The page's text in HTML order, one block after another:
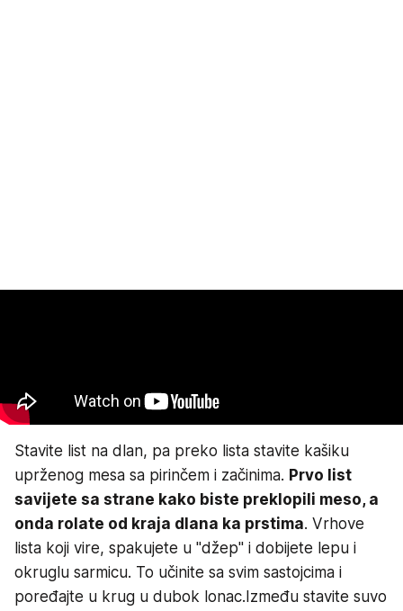
Stavite list na dlan, pa preko lista stavite kašiku
uprženog mesa sa pirinčem i začinima. Prvo list
savijete sa strane kako biste preklopili meso, a
onda rolate od kraja dlana ka prstima. Vrhove
lista koji vire, spakujete u "džep" i dobijete lepu i
okruglu sarmicu. To učinite sa svim sastojcima i
poređajte u krug u dubok lonac.Između stavite suvo